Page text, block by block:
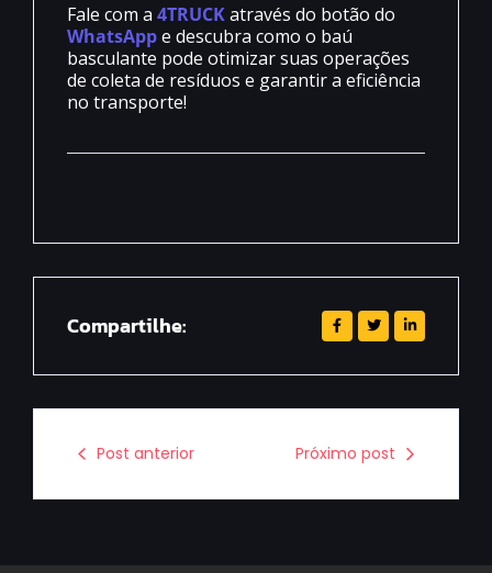
Fale com a 4TRUCKatravés do botão do
WhatsAppe descubra como o baú
basculante pode otimizar suas operações
de coleta de resíduos e garantir a eficiência
no transporte!
Compartilhe:
Post anterior Próximo post